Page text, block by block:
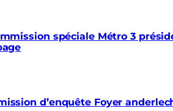
spéciale Métro 3
d’enquête Foyer